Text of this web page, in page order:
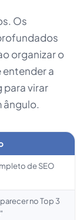
Os
organizar o
a
para virar
ângulo.
de SEO
no Top 3